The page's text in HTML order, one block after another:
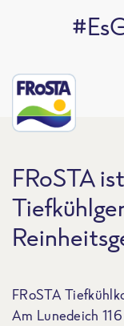
FRoSTA
FRoSTA
Am Lunedeich 116